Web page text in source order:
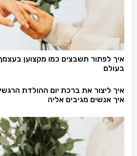
איך לפתור תשבצים כמו מקצוען
בעולם
איך ליצור את ברכת יום ההולדת
איך אנשים מגיבים אליה